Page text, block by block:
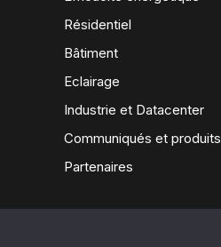
Résidentiel
Bâtiment
Eclairage
Industrie et Datacenter
Communiqués et produits
Partenaires